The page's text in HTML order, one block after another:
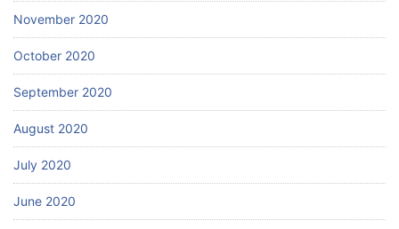
November 2020
October 2020
September 2020
August 2020
July 2020
June 2020